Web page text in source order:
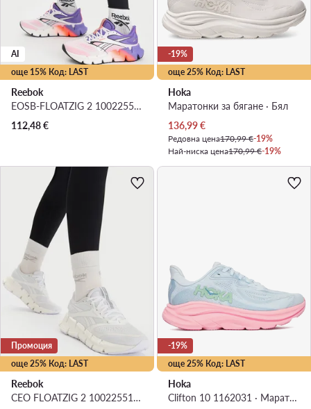
още 15% Код: LAST
AI
Reebok
EOSB-FLOATZIG 2 100225508 · Маратонки за бягане
112,48€
още 25% Код: LAST
-19%
Hoka
Маратонки за бягане · Бял
Актуална цена
136,99€
Редовна цена170,99 €-19%
Най-ниска цена170,99 €-19%
още 25% Код: LAST
Промоция
Reebok
CEO FLOATZIG 2 100225510 · Маратонки за бягане
още 25% Код: LAST
-19%
Hoka
Clifton 10 1162031 · Маратонки за бягане